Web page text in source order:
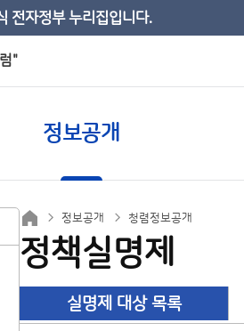
전자정부 누리집입니다.
"
정보공개
정보공개 청렴정보공개
정책실명제
실명제 대상 목록